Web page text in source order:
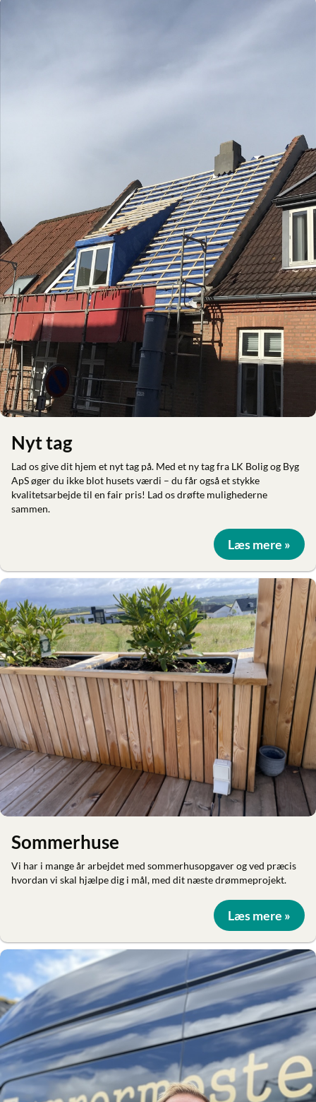
Nyt tag
Lad os give dit hjem et nyt tag på. Med et ny tag fra LK Bolig og Byg
ApS øger du ikke blot husets værdi – du får også et stykke
kvalitetsarbejde til en fair pris! Lad os drøfte mulighederne
sammen.
Læs mere »
Sommerhuse
Vi har i mange år arbejdet med sommerhusopgaver og ved præcis
hvordan vi skal hjælpe dig i mål, med dit næste drømmeprojekt.
Læs mere »